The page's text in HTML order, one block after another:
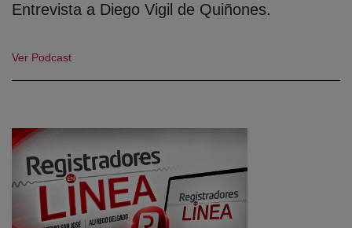
Entrevista a Diego Vigil de Quiñones.
Ver Podcast